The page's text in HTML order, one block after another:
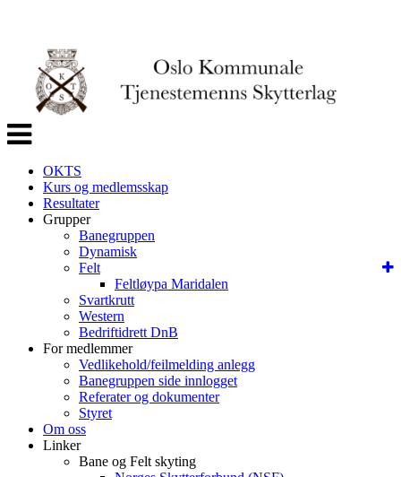
Veksle
navigasjon
OKTS
Kurs og medlemsskap
Resultater
Grupper
Banegruppen
Dynamisk
Felt
Feltløypa Maridalen
Svartkrutt
Western
Bedriftidrett DnB
For medlemmer
Vedlikehold/feilmelding anlegg
Banegruppen side innlogget
Referater og dokumenter
Styret
Om oss
Linker
Bane og Felt skyting